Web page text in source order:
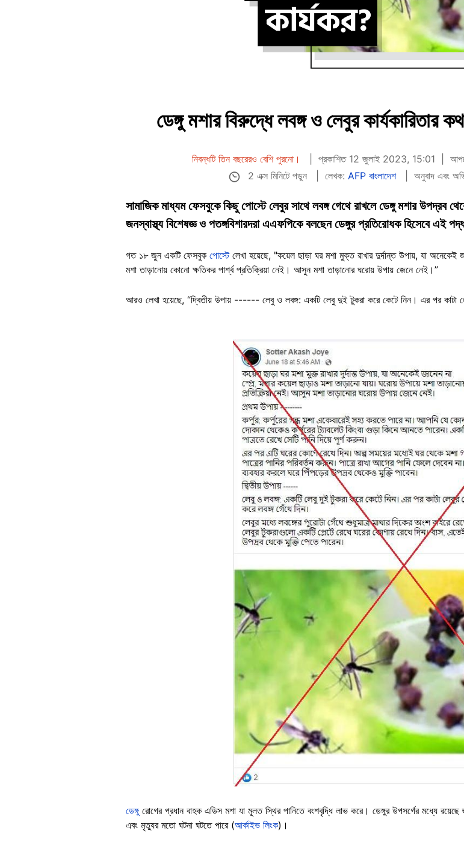
ডেঙ্গু মশার বিরুদ্ধে লবঙ্গ ও লেবুর কার্যকারিতার
নিবন্ধটি তিন বছরেরও বেশি পুরনো। প্রকাশিত 12 জুলাই 2023, 15:01
2 এক্স মিনিটে পড়ুন
লেখক:AFP বাংলাদেশ অনুবাদ এবং
সামাজিক মাধ্যম ফেসবুকে কিছু পোস্টে লেবুর সাথে লবঙ্গ গেথে রাখলে ডেঙ্গু মশার উপদ্রব
জনস্বাস্থ্য বিশেষজ্ঞ ও পতঙ্গবিশারদরা এএফপিকে বলছেন ডেঙ্গুর প্রতিরোধক হিসেবে এই
গত ১৮ জুন একটি ফেসবুক পোস্টে লেখা হয়েছে, "কয়েল ছাড়া ঘর মশা মুক্ত রাখার দুর্দান্ত উপায়, যা
মশা তাড়ানোয় কোনো ক্ষতিকর পার্শ্ব প্রতিক্রিয়া নেই। আসুন মশা তাড়ানোর ঘরোয় উপায় জেনে নেই।”
আরও লেখা হয়েছে, “দ্বিতীয় উপায় ------ লেবু ও লবঙ্গ: একটি লেবু দুই টুকরা করে কেটে নিন। এর পর কাটা
Image
ডেঙ্গু রোগের প্রধান বাহক এডিস মশা যা মূলত স্থির পানিতে বংশবৃদ্ধি লাভ করে। ডেঙ্গুর উপসর্গের মধ্যে
এবং মৃত্যুর মতো ঘটনা ঘটতে পারে (আর্কাইভ লিংক)।